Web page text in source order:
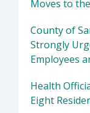
Moves to
County of
Strongly
Employees
Health
Eight